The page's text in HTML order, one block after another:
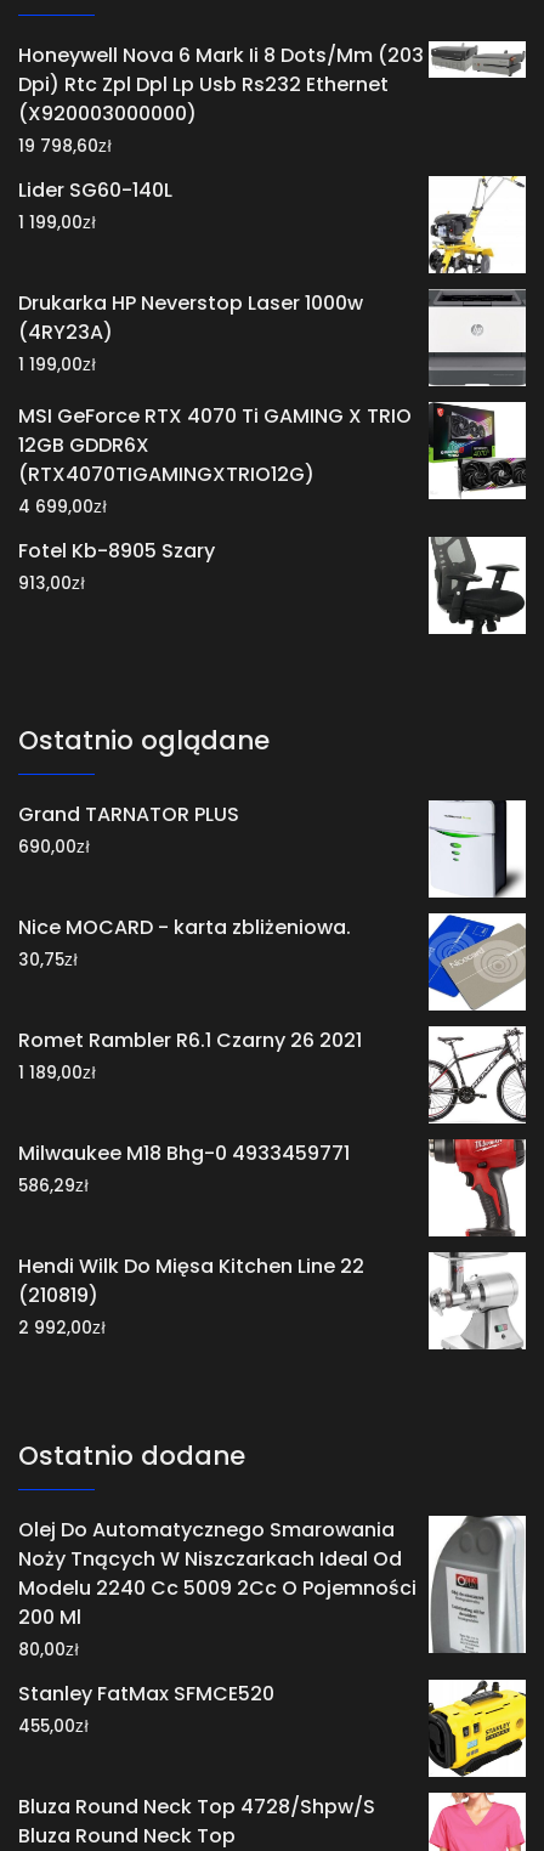
Honeywell Nova 6 Mark Ii 8 Dots/Mm (203
Dpi) Rtc Zpl Dpl Lp Usb Rs232 Ethernet
(X920003000000)
19 798,60zł
Lider SG60-140L
1 199,00zł
Drukarka HP Neverstop Laser 1000w
(4RY23A)
1 199,00zł
MSI GeForce RTX 4070 Ti GAMING X TRIO
12GB GDDR6X
(RTX4070TIGAMINGXTRIO12G)
4 699,00zł
Fotel Kb-8905 Szary
913,00zł
Ostatnio oglądane
Grand TARNATOR PLUS
690,00zł
Nice MOCARD - karta zbliżeniowa.
30,75zł
Romet Rambler R6.1 Czarny 26 2021
1 189,00zł
Milwaukee M18 Bhg-0 4933459771
586,29zł
Hendi Wilk Do Mięsa Kitchen Line 22
(210819)
2 992,00zł
Ostatnio dodane
Olej Do Automatycznego Smarowania
Noży Tnących W Niszczarkach Ideal Od
Modelu 2240 Cc 5009 2Cc O Pojemności
200 Ml
80,00zł
Stanley FatMax SFMCE520
455,00zł
Bluza Round Neck Top 4728/Shpw/S
Bluza Round Neck Top